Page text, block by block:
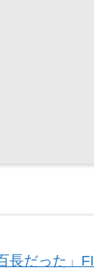
長だった」